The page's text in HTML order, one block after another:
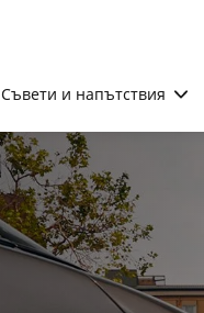
Съвети и напътствия